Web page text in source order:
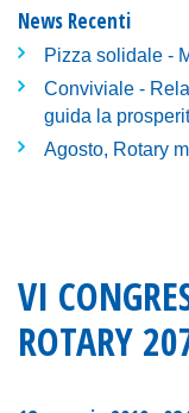
News Recenti
Pizza solidale -
Conviviale -
guida la
Agosto, Rotary
VI
ROTARY